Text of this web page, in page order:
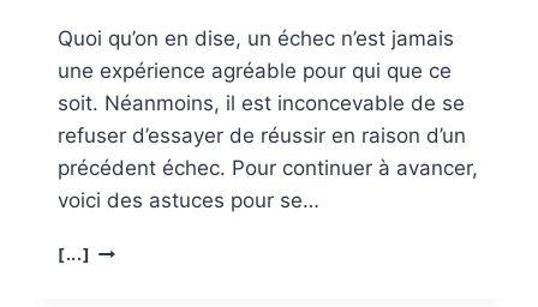
Quoi qu’on en dise, un échec n’est jamais
une expérience agréable pour qui que ce
soit. Néanmoins, il est inconcevable de se
refuser d’essayer de réussir en raison d’un
précédent échec. Pour continuer à avancer,
voici des astuces pour se…
[...] COMMENT